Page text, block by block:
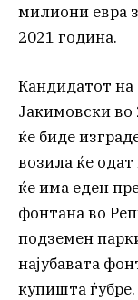
милиони евра
2021 година.
Кандидатот
Јакимовски
ќе биде
возила ќе
ќе има еден
фонтана во
подземен
најубавата
купишта ѓубре.